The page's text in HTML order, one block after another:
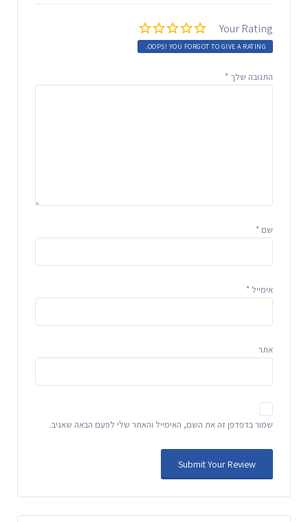
Your Rating
OOPS! YOU FORGOT TO GIVE A RATING.
התגובה שלך *
שם *
אימייל *
אתר
שמור בדפדפן זה את השם, האימייל והאתר שלי לפעם הבאה שאגיב.